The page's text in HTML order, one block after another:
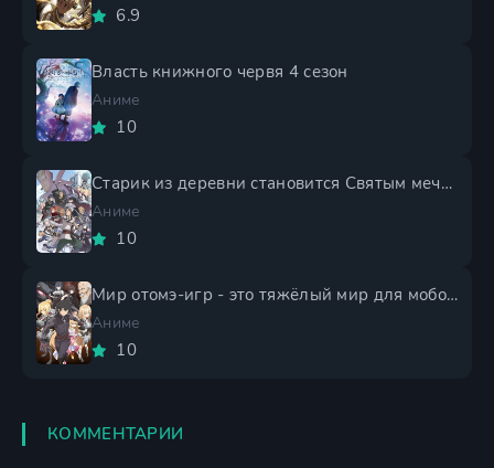
6.9
Власть книжного червя 4 сезон
Аниме
10
Старик из деревни становится Святым мечом 2 сезон
Аниме
10
Мир отомэ-игр - это тяжёлый мир для мобов 2 сезон
Аниме
10
КОММЕНТАРИИ